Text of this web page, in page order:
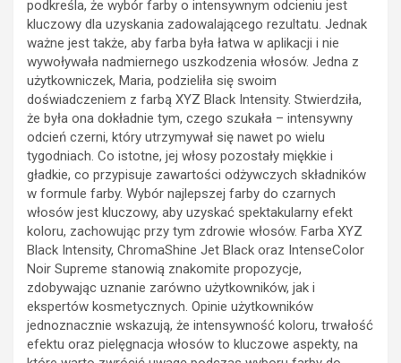
podkreśla, że wybór farby o intensywnym odcieniu jest
kluczowy dla uzyskania zadowalającego rezultatu. Jednak
ważne jest także, aby farba była łatwa w aplikacji i nie
wywoływała nadmiernego uszkodzenia włosów. Jedna z
użytkowniczek, Maria, podzieliła się swoim
doświadczeniem z farbą XYZ Black Intensity. Stwierdziła,
że była ona dokładnie tym, czego szukała – intensywny
odcień czerni, który utrzymywał się nawet po wielu
tygodniach. Co istotne, jej włosy pozostały miękkie i
gładkie, co przypisuje zawartości odżywczych składników
w formule farby. Wybór najlepszej farby do czarnych
włosów jest kluczowy, aby uzyskać spektakularny efekt
koloru, zachowując przy tym zdrowie włosów. Farba XYZ
Black Intensity, ChromaShine Jet Black oraz IntenseColor
Noir Supreme stanowią znakomite propozycje,
zdobywając uznanie zarówno użytkowników, jak i
ekspertów kosmetycznych. Opinie użytkowników
jednoznacznie wskazują, że intensywność koloru, trwałość
efektu oraz pielęgnacja włosów to kluczowe aspekty, na